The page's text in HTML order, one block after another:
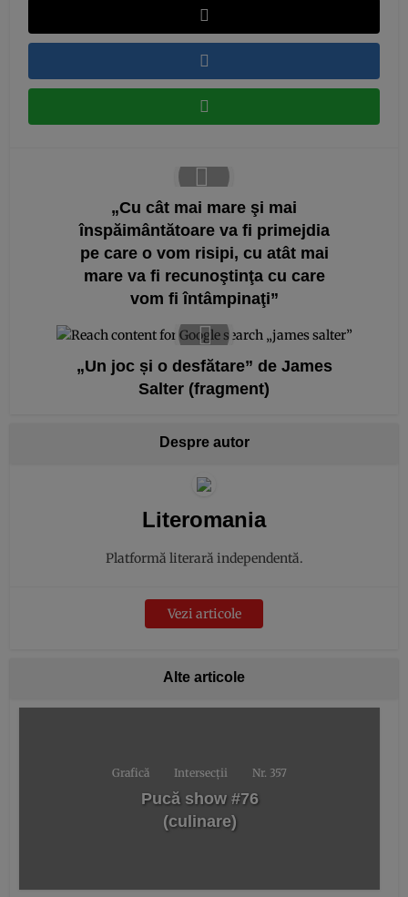
„Cu cât mai mare şi mai
înspăimântătoare va fi primejdia
pe care o vom risipi, cu atât mai
mare va fi recunoştinţa cu care
vom fi întâmpinaţi”
„Un joc și o desfătare” de James
Salter (fragment)
Despre autor
Literomania
Platformă literară independentă.
Vezi articole
Alte articole
Grafică Intersecții Nr. 357
Pucă show #76
(culinare)